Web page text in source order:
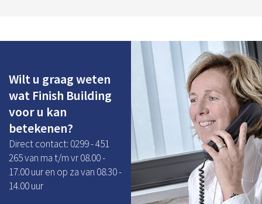
Wilt u graag weten
wat Finish Building
voor u kan
betekenen?
Direct contact: 0299 - 451
265 van ma t/m vr 08.00 -
17.00 uur en op za van 08.30 -
14.00 uur